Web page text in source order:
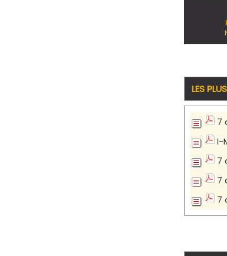
LES
7
I-
7
7
7